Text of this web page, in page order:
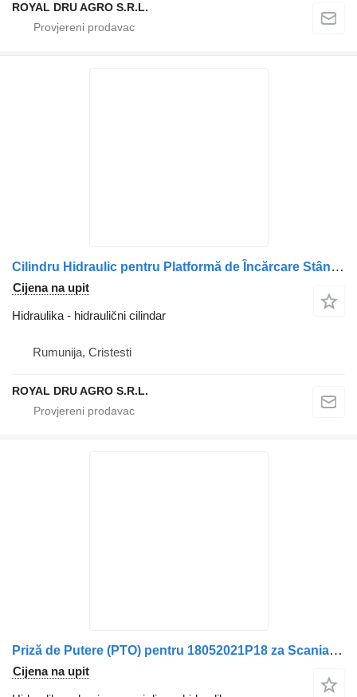
ROYAL DRU AGRO S.R.L.
Cilindru Hidraulic pentru Platformă de Încărcare Stânga hidraulični cilindar za Scania kamiona
Cijena na upit
Hidraulika - hidraulični cilindar
Rumunija, Cristesti
ROYAL DRU AGRO S.R.L.
Priză de Putere (PTO) pentru 18052021P18 za Scania kamiona
Cijena na upit